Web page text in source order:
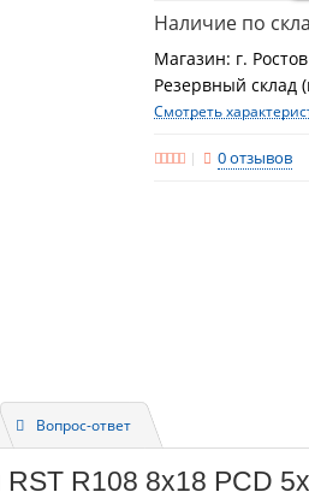
Наличие по
Магазин: г.
Резервный склад
Смотреть
0 отзывов
Вопрос-ответ
RST R108 8x18 PCD